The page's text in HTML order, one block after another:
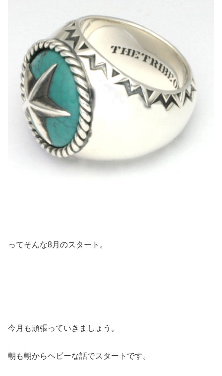
ってそんな8月のスタート。
今月も頑張っていきましょう。
朝も朝からヘビーな話でスタートです。